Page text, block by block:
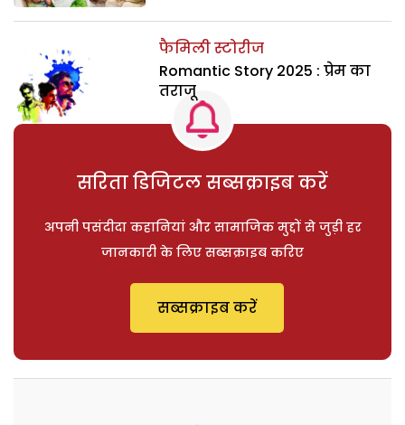
फैमिली स्टोरीज
Romantic Story 2025 : प्रेम का
तराजू
सरिता डिजिटल सब्सक्राइब करें
अपनी पसंदीदा कहानियां और सामाजिक मुद्दों से जुड़ी हर
जानकारी के लिए सब्सक्राइब करिए
सब्सक्राइब करें